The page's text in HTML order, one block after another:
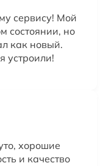
сервису! Мой
состоянии, но
как новый.
устроили!
хорошие
и качество